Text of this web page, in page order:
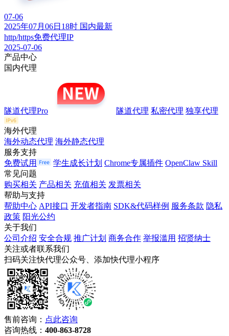
07-06
2025年07月06日18时 国内最新
http/https免费代理IP
2025-07-06
产品中心
国内代理
隧道代理Pro 隧道代理 私密代理 独享代理
海外代理
海外动态代理 海外静态代理
服务支持
免费试用
学生成长计划 Chrome专属插件 OpenClaw Skill
常见问题
购买相关 产品相关 充值相关 发票相关
帮助与支持
帮助中心 API接口 开发者指南 SDK&代码样例 服务条款 隐私
政策 阳光公约
关于我们
公司介绍 安全合规 推广计划 商务合作 举报滥用 招贤纳士
关注或者联系我们
扫码关注快代理公众号、添加快代理小程序
售前咨询： 点此咨询
咨询热线： 400-863-8728